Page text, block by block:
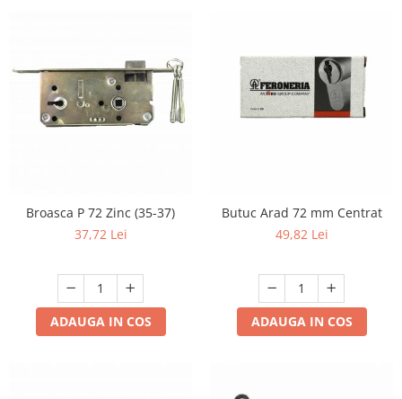
Broasca P 72 Zinc (35-37)
37,72 Lei
ADAUGA IN COS
Butuc Arad 72 mm Centrat
49,82 Lei
ADAUGA IN COS